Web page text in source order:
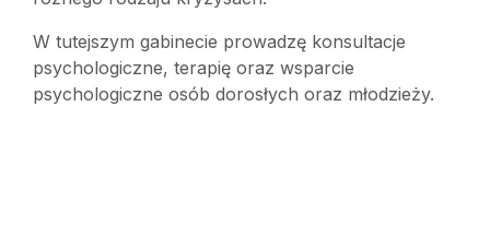
W tutejszym gabinecie prowadzę konsultacje
psychologiczne, terapię oraz wsparcie
psychologiczne osób dorosłych oraz młodzieży.